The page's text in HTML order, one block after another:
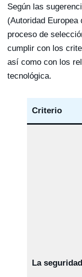
Según las
(Autoridad Europea
proceso de
cumplir con los
así como con los
tecnológica.
Criterio
La seguridad